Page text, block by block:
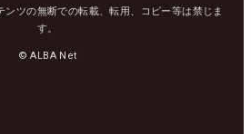
ンツの無断での転載、転用、コピー等は禁じま
す。
© ALBA Net